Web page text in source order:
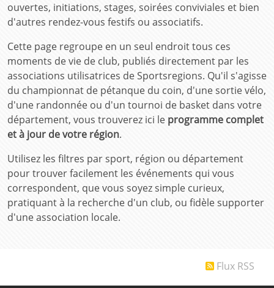
ouvertes, initiations, stages, soirées conviviales et bien
d'autres rendez-vous festifs ou associatifs.
Cette page regroupe en un seul endroit tous ces
moments de vie de club, publiés directement par les
associations utilisatrices de Sportsregions. Qu'il s'agisse
du championnat de pétanque du coin, d'une sortie vélo,
d'une randonnée ou d'un tournoi de basket dans votre
département, vous trouverez ici le programme complet
et à jour de votre région.
Utilisez les filtres par sport, région ou département
pour trouver facilement les événements qui vous
correspondent, que vous soyez simple curieux,
pratiquant à la recherche d'un club, ou fidèle supporter
d'une association locale.
Flux RSS